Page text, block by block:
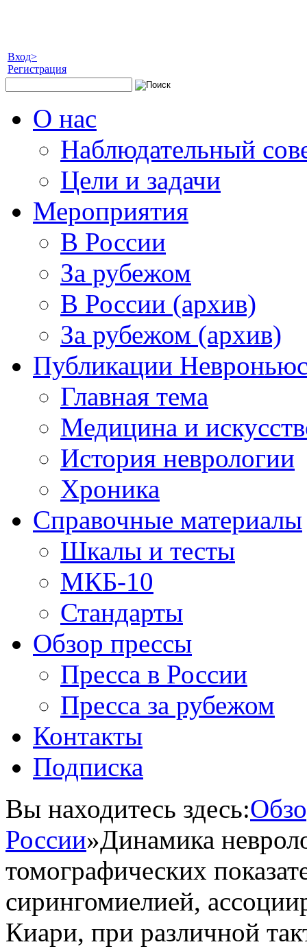
Вход>
Регистрация
О нас
Наблюдательный
Цели и задачи
Мероприятия
В России
За рубежом
В России (архив)
За рубежом (архив)
Публикации
Главная тема
Медицина и
История неврологии
Хроника
Справочные материалы
Шкалы и тесты
МКБ-10
Стандарты
Обзор прессы
Пресса в России
Пресса за рубежом
Контакты
Подписка
Вы находитесь здесь:
России»Динамика
томографических
сирингомиелией,
Киари, при различной